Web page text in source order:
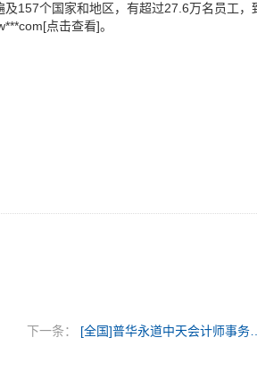
157个国家和地区，有超过27.6万名员工，
点击查看]。
下一条： [全国]普华永道中天会计师